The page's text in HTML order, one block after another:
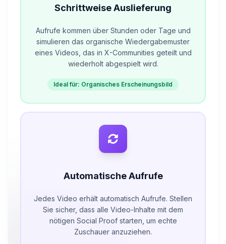
Schrittweise Auslieferung
Aufrufe kommen über Stunden oder Tage und
simulieren das organische Wiedergabemuster
eines Videos, das in X-Communities geteilt und
wiederholt abgespielt wird.
Ideal für: Organisches Erscheinungsbild
Automatische Aufrufe
Jedes Video erhält automatisch Aufrufe. Stellen
Sie sicher, dass alle Video-Inhalte mit dem
nötigen Social Proof starten, um echte
Zuschauer anzuziehen.